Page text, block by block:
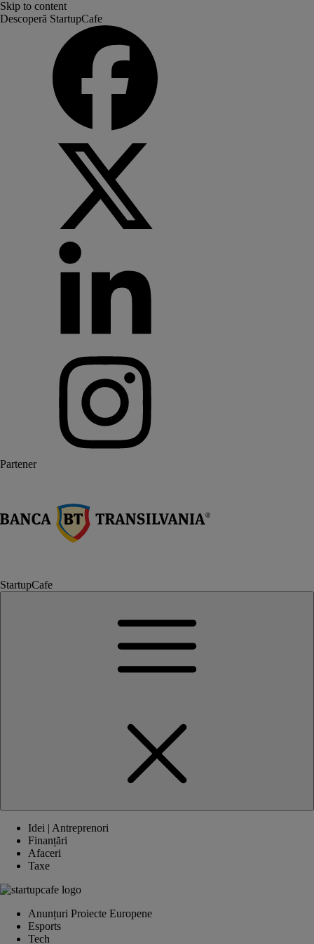
Skip to content
Descoperă StartupCafe
Partener
StartupCafe
Idei | Antreprenori
Finanțări
Afaceri
Taxe
Anunțuri Proiecte Europene
Esports
Tech